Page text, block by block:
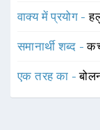
वाक्य में प्रयोग -
समानार्थी शब्द -
एक तरह का -